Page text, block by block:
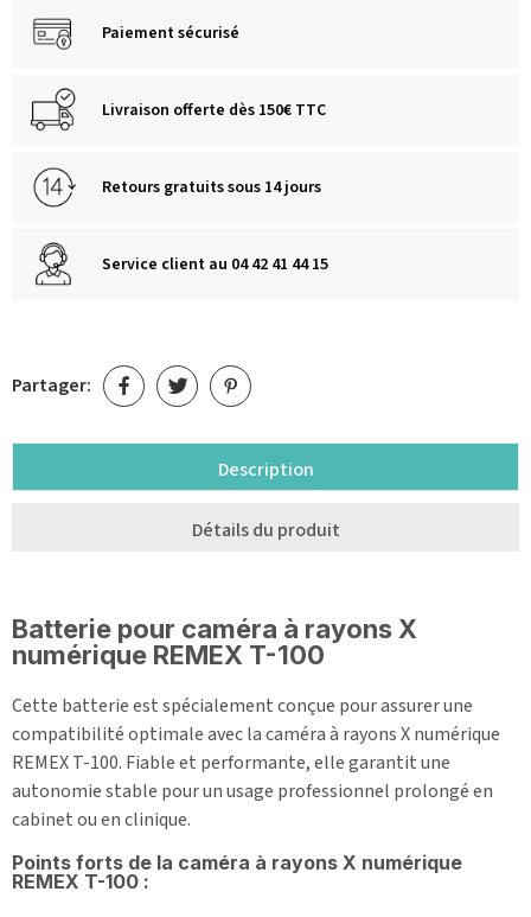
Paiement sécurisé
Livraison offerte dès 150€ TTC
Retours gratuits sous 14 jours
Service client au 04 42 41 44 15
Partager:
Description
Détails du produit
Batterie pour caméra à rayons X
numérique REMEX T-100
Cette batterie est spécialement conçue pour assurer une
compatibilité optimale avec la caméra à rayons X numérique
REMEX T-100. Fiable et performante, elle garantit une
autonomie stable pour un usage professionnel prolongé en
cabinet ou en clinique.
Points forts de la caméra à rayons X numérique
REMEX T-100 :